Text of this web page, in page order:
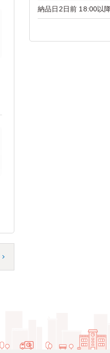
納品日2日前 18:00以